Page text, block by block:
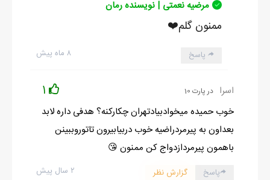
مرضیه نعمتی | نویسنده رمان
ممنون گلم❤️
۸ ماه پیش پاسخ
اسرا در پارت 10 1
خوب حمیده میخوادبیادتهران چکارکنه؟ هدفی داره لابد
بعداون به پیرمردراضیه خوب دربیابیرون تاتوروببینن
باهمون پیرمردازدواج کن ممنون 😘
۲ سال پیش پاسخ گزارش نظر